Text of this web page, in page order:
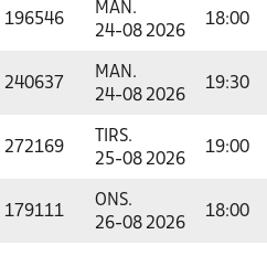
196546
MAN.
24-08 2026
18:00
240637
MAN.
24-08 2026
19:30
272169
TIRS.
25-08 2026
19:00
179111
ONS.
26-08 2026
18:00